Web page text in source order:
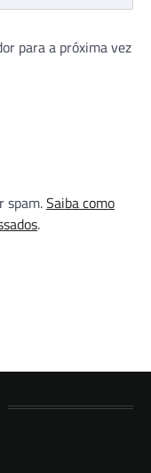
para a próxima vez
spam.Saiba como
.